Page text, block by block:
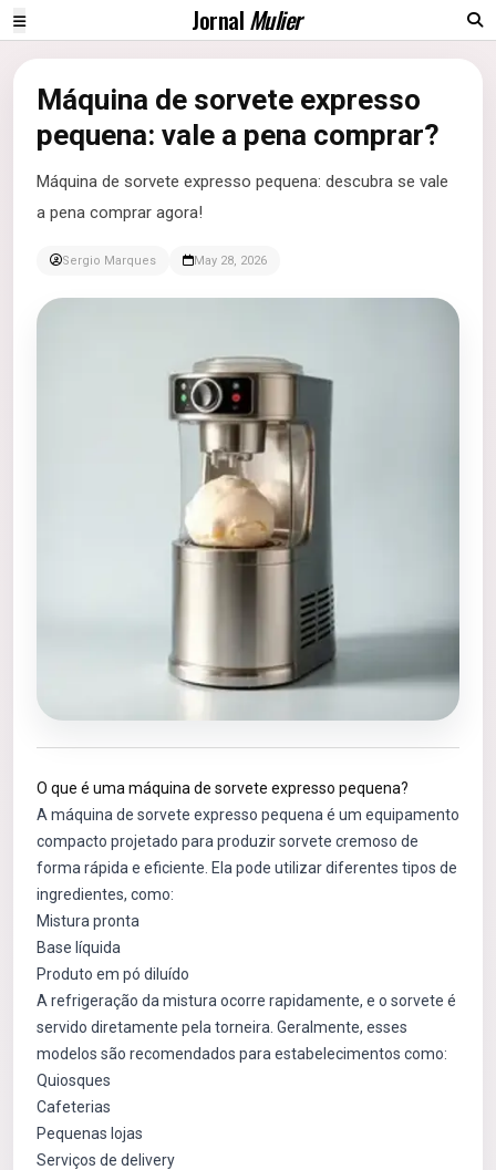
JornalMulier
Máquina de sorvete expresso
pequena: vale a pena comprar?
Máquina de sorvete expresso pequena: descubra se vale
a pena comprar agora!
Sergio Marques May 28, 2026
O que é uma máquina de sorvete expresso pequena?
A máquina de sorvete expresso pequena é um equipamento
compacto projetado para produzir sorvete cremoso de
forma rápida e eficiente. Ela pode utilizar diferentes tipos de
ingredientes, como:
Mistura pronta
Base líquida
Produto em pó diluído
A refrigeração da mistura ocorre rapidamente, e o sorvete é
servido diretamente pela torneira. Geralmente, esses
modelos são recomendados para estabelecimentos como:
Quiosques
Cafeterias
Pequenas lojas
Serviços de delivery